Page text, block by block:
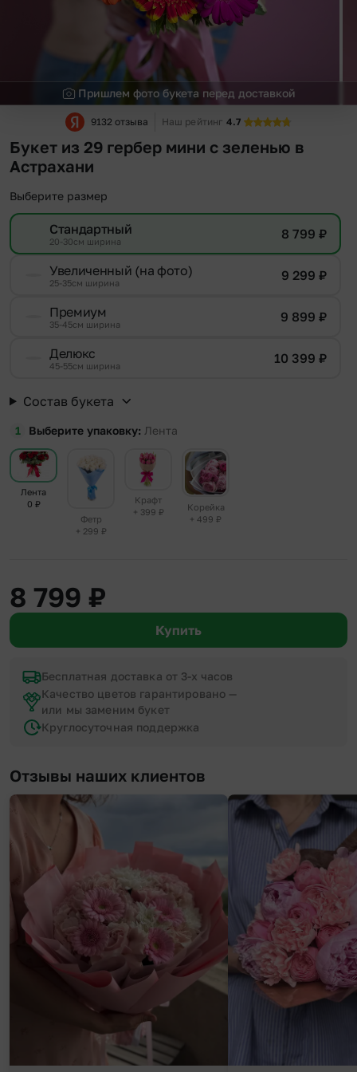
Пришлем фото букета перед доставкой
9132 отзыва Наш рейтинг 4.7
Букет из 29 гербер мини с зеленью в
Астрахани
Выберите размер
Стандартный
20-30см ширина 8 799 ₽
Увеличенный (на фото)
25-35см ширина 9 299 ₽
Премиум
35-45см ширина 9 899 ₽
Делюкс
45-55см ширина 10 399 ₽
Состав букета
Выберите упаковку Лента
Лента
0 ₽
Фетр
+ 299 ₽
Крафт
+ 399 ₽
Корейка
+ 499 ₽
8 799 ₽
Купить
Бесплатная доставка от 3-х часов
Качество цветов гарантировано —
или мы заменим букет
Круглосуточная поддержка
Отзывы наших клиентов